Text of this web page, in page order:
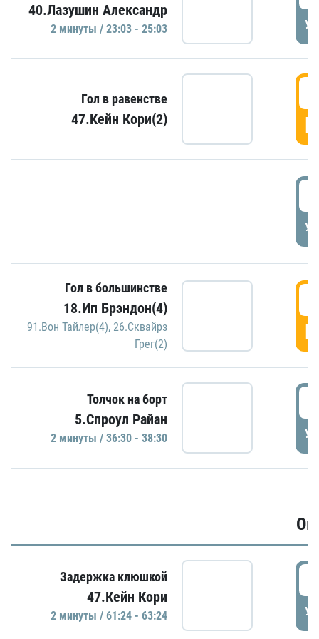
40.Лазушин Александр
2 минуты / 23:03 - 25:03
Гол в равенстве
47.Кейн Кори(2)
Гол в большинстве
18.Ип Брэндон(4)
91.Вон Тайлер(4), 26.Сквайрз
Грег(2)
Толчок на борт
5.Спроул Райан
2 минуты / 36:30 - 38:30
Задержка клюшкой
47.Кейн Кори
2 минуты / 61:24 - 63:24